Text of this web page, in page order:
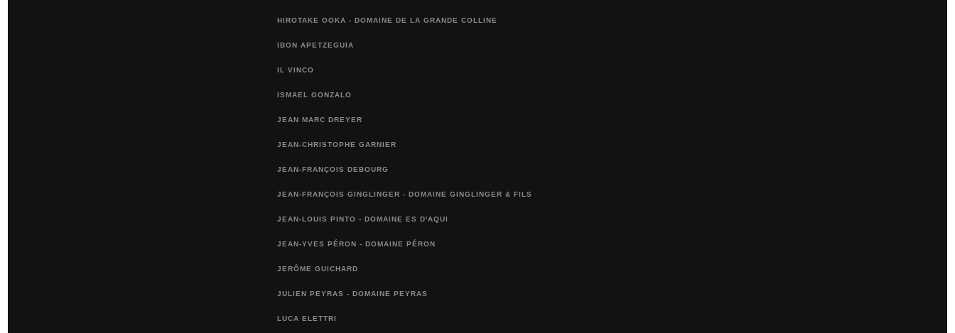
HIROTAKE OOKA - DOMAINE DE LA GRANDE COLLINE
IBON APETZEGUIA
IL VINCO
ISMAEL GONZALO
JEAN MARC DREYER
JEAN-CHRISTOPHE GARNIER
JEAN-FRANÇOIS DEBOURG
JEAN-FRANÇOIS GINGLINGER - DOMAINE GINGLINGER & FILS
JEAN-LOUIS PINTO - DOMAINE ES D'AQUI
JEAN-YVES PÉRON - DOMAINE PÉRON
JERÔME GUICHARD
JULIEN PEYRAS - DOMAINE PEYRAS
LUCA ELETTRI